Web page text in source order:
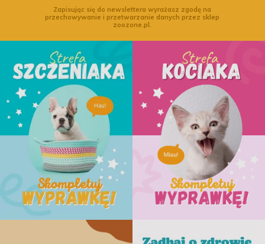
Zapisując się do newslettera wyrażasz zgodę na
przechowywanie i przetwarzanie danych przez sklep
zoozone.pl.